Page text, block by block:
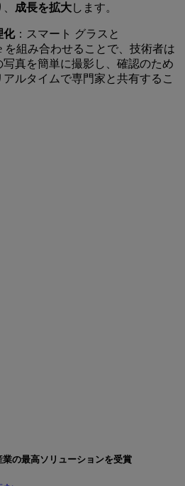
成長を拡大します。
化：スマート グラスと
を組み合わせることで、技術者は
真を簡単に撮影し、確認のため
ルタイムで専門家と共有するこ
の最高ソリューションを受賞